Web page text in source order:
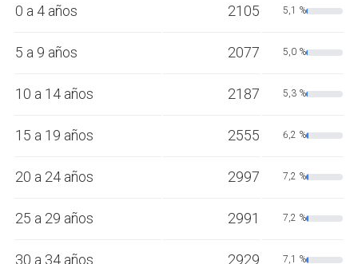
0 a 4 años 2105 5,1 %
5 a 9 años 2077 5,0 %
10 a 14 años 2187 5,3 %
15 a 19 años 2555 6,2 %
20 a 24 años 2997 7,2 %
25 a 29 años 2991 7,2 %
30 a 34 años 2929 7,1 %